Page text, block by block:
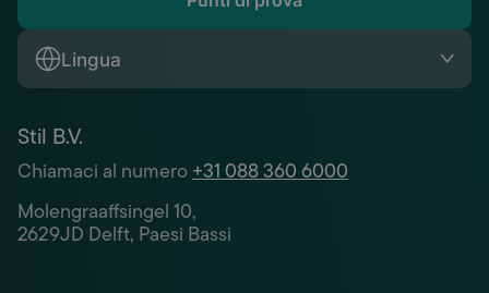
Lingua
Stil B.V.
Chiamaci al numero+31 088 360 6000
Molengraaffsingel 10,
2629JD Delft, Paesi Bassi